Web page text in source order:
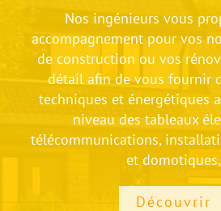
Nos ingénieurs vous
accompagnement pour vos
de construction ou vos
détail afin de vous fournir
techniques et énergétiques
niveau des tableaux
télécommunications,
et domotiques,
Découvrir